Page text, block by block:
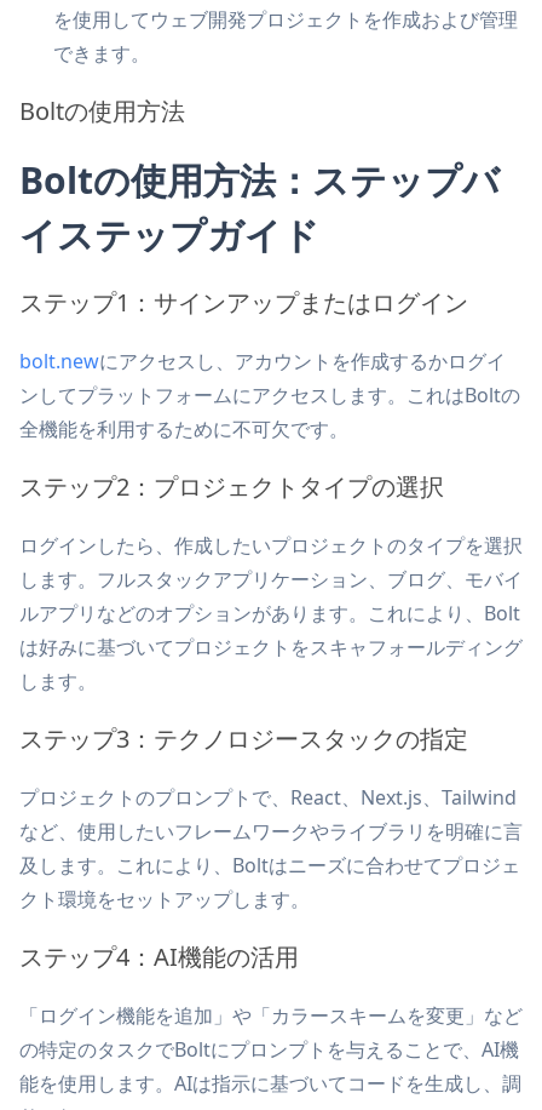
を使用してウェブ開発プロジェクトを作成および管理
できます。
Boltの使用方法
Boltの使用方法：ステップバ
イステップガイド
ステップ1：サインアップまたはログイン
bolt.newにアクセスし、アカウントを作成するかログイ
ンしてプラットフォームにアクセスします。これはBoltの
全機能を利用するために不可欠です。
ステップ2：プロジェクトタイプの選択
ログインしたら、作成したいプロジェクトのタイプを選択
します。フルスタックアプリケーション、ブログ、モバイ
ルアプリなどのオプションがあります。これにより、Bolt
は好みに基づいてプロジェクトをスキャフォールディング
します。
ステップ3：テクノロジースタックの指定
プロジェクトのプロンプトで、React、Next.js、Tailwind
など、使用したいフレームワークやライブラリを明確に言
及します。これにより、Boltはニーズに合わせてプロジェ
クト環境をセットアップします。
ステップ4：AI機能の活用
「ログイン機能を追加」や「カラースキームを変更」など
の特定のタスクでBoltにプロンプトを与えることで、AI機
能を使用します。AIは指示に基づいてコードを生成し、調